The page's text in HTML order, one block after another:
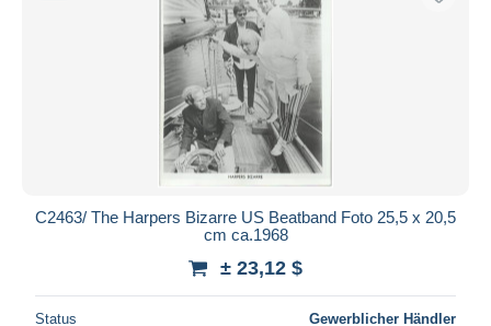
C2463/ The Harpers Bizarre US Beatband Foto 25,5 x 20,5
cm ca.1968
± 23,12 $
Status Gewerblicher Händler